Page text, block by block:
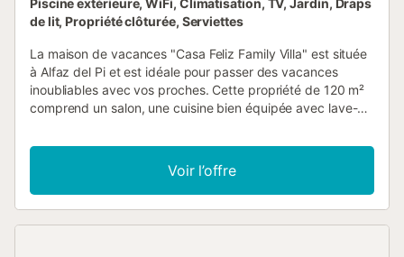
de lit, Propriété clôturée, Serviettes
La maison de vacances "Casa Feliz Family Villa" est située
à Alfaz del Pi et est idéale pour passer des vacances
inoubliables avec vos proches. Cette propriété de 120 m²
comprend un salon, une cuisine bien équipée avec lave-
accueillir jusqu'à 10 personnes. Vous bénéficierez
également du Wi-Fi, de la télévision, de la climatisation et
d'un lave-linge. Un lit bébé et une chaise haute sont
disponibles sur demande et moyennant un supplément.
Voir l’offre